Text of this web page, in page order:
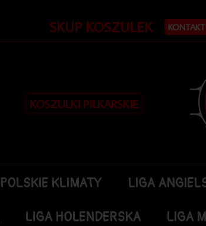
SKUP KOSZULEK KONTAKT
KOSZULKI PIŁKARSKIE
POLSKIE KLIMATY LIGA
LIGA HOLENDERSKA LIGA